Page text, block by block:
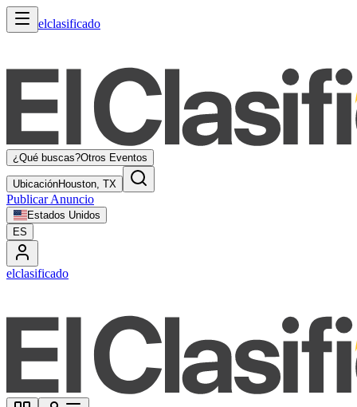
elclasificado
¿Qué buscas?Otros Eventos
UbicaciónHouston, TX
Publicar Anuncio
Estados Unidos
ES
elclasificado